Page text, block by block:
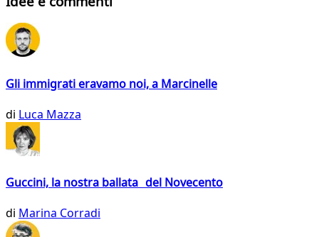
Gli immigrati eravamo noi, a Marcinelle
di Luca Mazza
Guccini, la nostra ballata del Novecento
di Marina Corradi